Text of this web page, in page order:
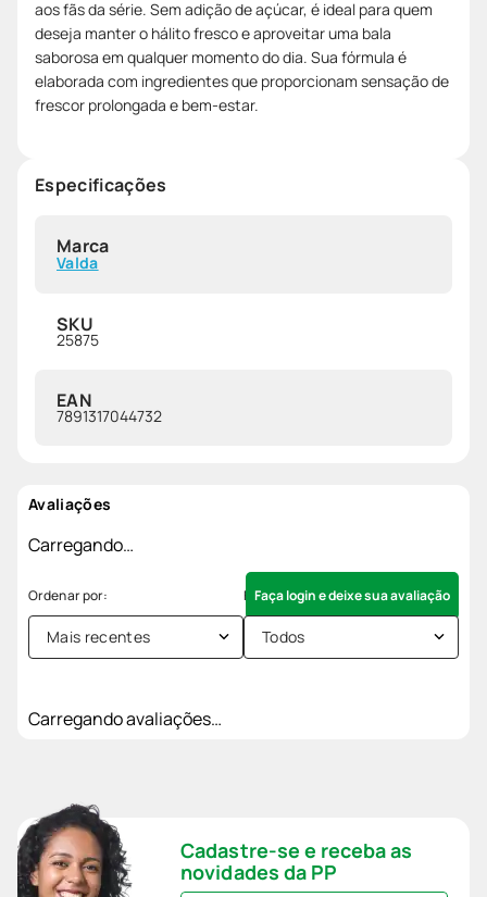
aos fãs da série. Sem adição de açúcar, é ideal para quem
deseja manter o hálito fresco e aproveitar uma bala
saborosa em qualquer momento do dia. Sua fórmula é
elaborada com ingredientes que proporcionam sensação de
frescor prolongada e bem-estar.
Especificações
Marca
Valda
SKU
25875
EAN
7891317044732
Avaliações
Carregando…
Faça login e deixe sua avaliação
Mais recentes Todos
Carregando avaliações…
Cadastre-se e receba as
novidades da PP